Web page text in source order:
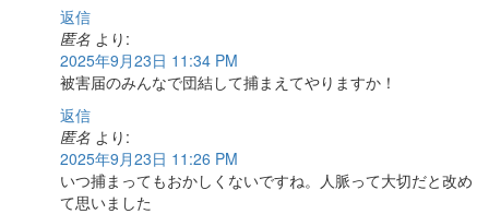
返信
匿名 より:
2025年9月23日 11:34 PM
被害届のみんなで団結して捕まえてやりますか！
返信
匿名 より:
2025年9月23日 11:26 PM
いつ捕まってもおかしくないですね。人脈って大切だと改め
て思いました